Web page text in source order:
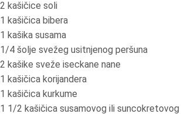
2 kašičice soli
1 kašičica bibera
1 kašika susama
1/4 šolje svežeg usitnjenog peršuna
2 kašike sveže iseckane nane
1 kašičica korijandera
1 kašičica kurkume
1 1/2 kašičica susamovog ili suncokretovog